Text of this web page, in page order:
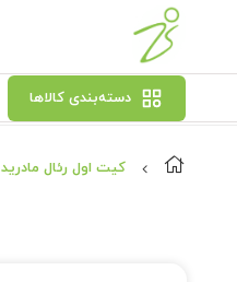
دسته‌بندی کالاها
کیت اول رئال مادرید 2026